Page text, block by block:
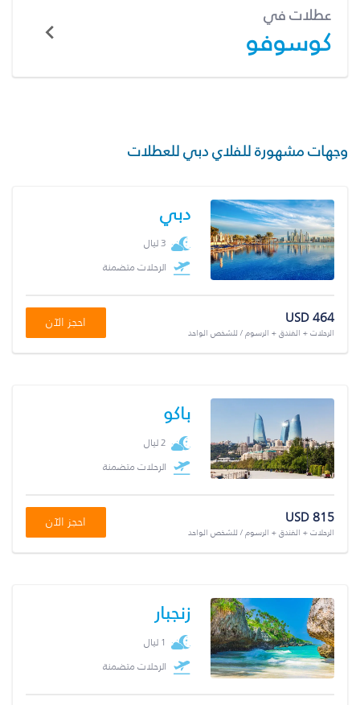
عطلات في
كوسوفو
وجهات مشهورة للفلاي دبي للعطلات
دبي
3 ليال
الرحلات متضمنة
USD 464
الرحلات + الفندق + الرسوم / للشخص الواحد
احجز الآن
باكو
2 ليال
الرحلات متضمنة
USD 815
الرحلات + الفندق + الرسوم / للشخص الواحد
احجز الآن
زنجبار
1 ليال
الرحلات متضمنة